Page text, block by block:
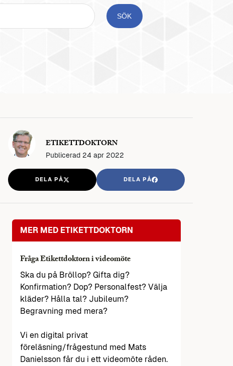
ETIKETTDOKTORN
Publicerad 24 apr 2022
DELA PÅ DELA PÅ
MER MED ETIKETTDOKTORN
Fråga Etikettdoktorn i videomöte
Ska du på Bröllop? Gifta dig?
Konfirmation? Dop? Personalfest? Välja
kläder? Hålla tal? Jubileum?
Begravning med mera?
Vi en digital privat
föreläsning/frågestund med Mats
Danielsson får du i ett videomöte råden.